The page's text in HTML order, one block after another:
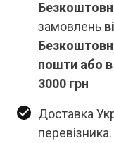
замовлень
пошти або
3000 грн
Доставка